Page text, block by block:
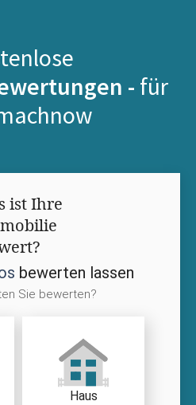
- für
ist Ihre
bewerten lassen
Sie bewerten?
Haus